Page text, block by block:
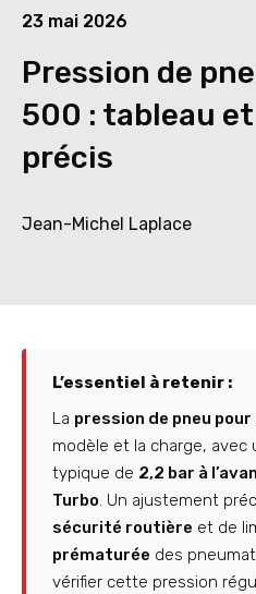
23 mai 2026
Pression de
500 : tableau
précis
Jean-Michel Laplace
L’essentiel à retenir :
La pression de pneu
modèle et la charge, avec
typique de 2,2 bar à
Turbo. Un ajustement
sécurité routière et de
prématurée des
vérifier cette pression